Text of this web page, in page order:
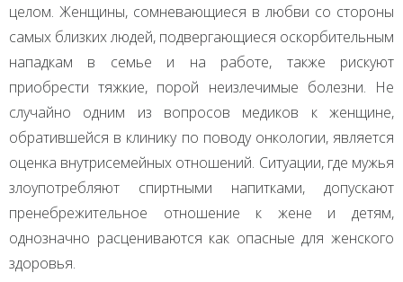
целом. Женщины, сомневающиеся в любви со стороны
самых близких людей, подвергающиеся оскорбительным
нападкам в семье и на работе, также рискуют
приобрести тяжкие, порой неизлечимые болезни. Не
случайно одним из вопросов медиков к женщине,
обратившейся в клинику по поводу онкологии, является
оценка внутрисемейных отношений. Ситуации, где мужья
злоупотребляют спиртными напитками, допускают
пренебрежительное отношение к жене и детям,
однозначно расцениваются как опасные для женского
здоровья.